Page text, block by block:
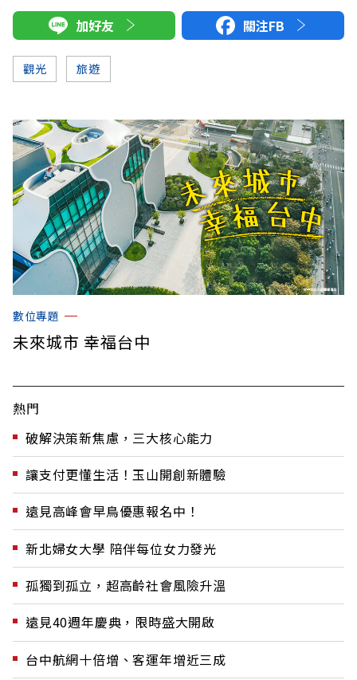
加好友 關注FB
觀光 旅遊
數位專題
未來城市 幸福台中
熱門
破解決策新焦慮，三大核心能力
讓支付更懂生活！玉山開創新體驗
遠見高峰會早鳥優惠報名中！
新北婦女大學 陪伴每位女力發光
孤獨到孤立，超高齡社會風險升溫
遠見40週年慶典，限時盛大開啟
台中航網十倍增、客運年增近三成